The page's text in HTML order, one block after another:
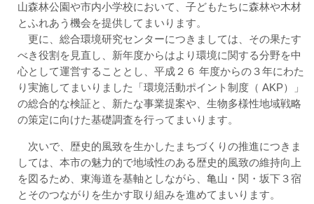
山森林公園や市内小学校において、子どもたちに森林や木材
とふれあう機会を提供してまいります。
更に、総合環境研究センターにつきましては、その果たす
べき役割を見直し、新年度からはより環境に関する分野を中
心として運営することとし、平成２６ 年度からの３年にわた
り実施してまいりました「環境活動ポイント制度（ AKP）」
の総合的な検証と、新たな事業提案や、生物多様性地域戦略
の策定に向けた基礎調査を行ってまいります。
次いで、歴史的風致を生かしたまちづくりの推進につきま
しては、本市の魅力的で地域性のある歴史的風致の維持向上
を図るため、東海道を基軸としながら、亀山・関・坂下３宿
とそのつながりを生かす取り組みを進めてまいります。